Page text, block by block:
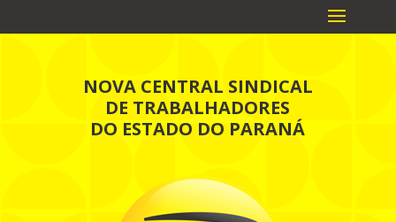
NOVA CENTRAL SINDICAL
DE TRABALHADORES
DO ESTADO DO PARANÁ